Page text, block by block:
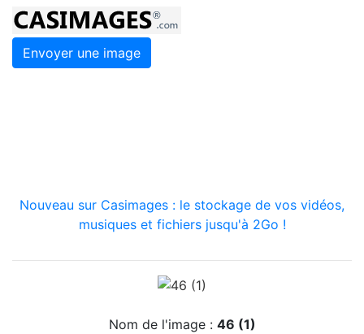
Envoyer une image
Nouveau sur Casimages : le stockage de vos vidéos,
musiques et fichiers jusqu'à 2Go !
Nom de l'image : 46 (1)